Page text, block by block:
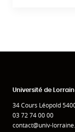
Université de
34 Cours Léopold
03 72 74 00 00
contact@univ-